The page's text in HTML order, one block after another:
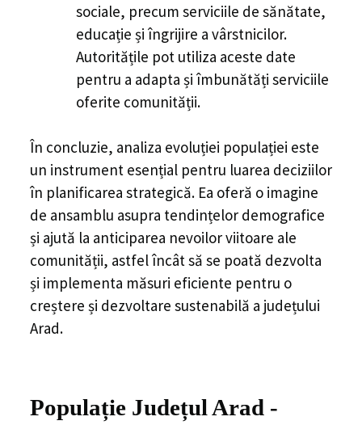
sociale, precum serviciile de sănătate,
educație și îngrijire a vârstnicilor.
Autoritățile pot utiliza aceste date
pentru a adapta și îmbunătăți serviciile
oferite comunității.
În concluzie, analiza evoluției populației este
un instrument esențial pentru luarea deciziilor
în planificarea strategică. Ea oferă o imagine
de ansamblu asupra tendințelor demografice
și ajută la anticiparea nevoilor viitoare ale
comunității, astfel încât să se poată dezvolta
și implementa măsuri eficiente pentru o
creștere și dezvoltare sustenabilă a județului
Arad.
Populație Județul Arad -